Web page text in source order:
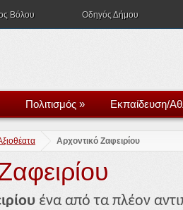
Βόλου Οδηγός Δήμου
Πολιτισμός » Εκπαίδευση/
Αρχοντικό Ζαφειρίου
ένα από τα πλέον